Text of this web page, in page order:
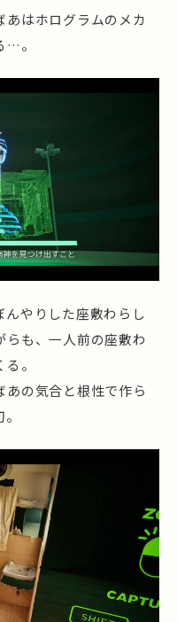
はホログラムのメカ
…。
やりした座敷わらし
らも、一人前の座敷わ
。
あの気合と根性で作ら